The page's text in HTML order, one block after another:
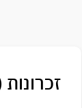
זכרונות